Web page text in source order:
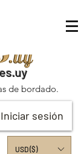
de bordado.
Iniciar sesión
USD ($)